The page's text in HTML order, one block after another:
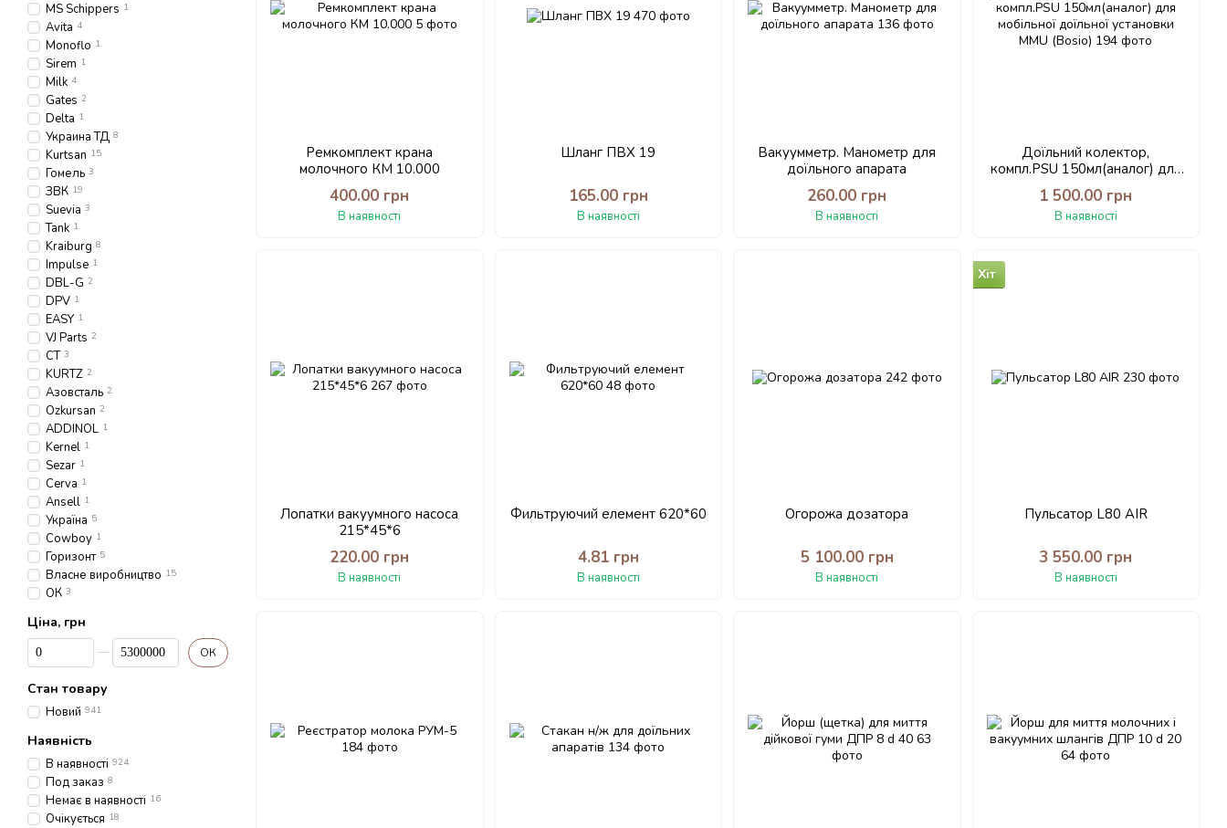
Ремкомплект крана
молочного КМ 10.000
400.00 грн
В наявності
Шланг ПВХ 19
165.00 грн
В наявності
Вакуумметр. Манометр для
доїльного апарата
260.00 грн
В наявності
Доїльний колектор,
компл.PSU 150мл(аналог) для
мобільної доїльної установки
ММU (Bosio)
1 500.00 грн
В наявності
Лопатки вакуумного насоса
215*45*6
220.00 грн
В наявності
Фильтруючий елемент 620*60
4.81 грн
В наявності
Огорожа дозатора
5 100.00 грн
В наявності
Хіт
Пульсатор L80 AIR
3 550.00 грн
В наявності
MS Schippers 1
Avita 4
Monoflo 1
Sirem 1
Milk 4
Gates 2
Delta 1
Украина ТД 8
Kurtsan 15
Гомель 3
ЗВК 19
Suevia 3
Tank 1
Kraiburg 8
Impulse 1
DBL-G 2
DPV 1
EASY 1
VJ Parts 2
CT 3
KURTZ 2
Азовсталь 2
Ozkursan 2
ADDINOL 1
Kernel 1
Sezar 1
Cerva 1
Ansell 1
Україна 5
Cowboy 1
Горизонт 5
Власне виробництво 15
ОК 3
Ціна, грн
Від Ціна, грн
До Ціна, грн ОК
Стан товару
Новий 941
Наявність
В наявності 924
Под заказ 8
Немає в наявності 16
Очікується 18